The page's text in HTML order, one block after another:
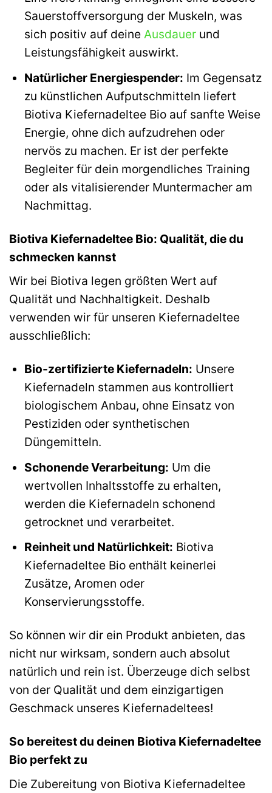
Sauerstoffversorgung der Muskeln, was
sich positiv auf deine Ausdauerund
Leistungsfähigkeit auswirkt.
Natürlicher Energiespender: Im Gegensatz
zu künstlichen Aufputschmitteln liefert
Biotiva Kiefernadeltee Bio auf sanfte Weise
Energie, ohne dich aufzudrehen oder
nervös zu machen. Er ist der perfekte
Begleiter für dein morgendliches Training
oder als vitalisierender Muntermacher am
Nachmittag.
Biotiva Kiefernadeltee Bio: Qualität, die du
schmecken kannst
Wir bei Biotiva legen größten Wert auf
Qualität und Nachhaltigkeit. Deshalb
verwenden wir für unseren Kiefernadeltee
ausschließlich:
Bio-zertifizierte Kiefernadeln: Unsere
Kiefernadeln stammen aus kontrolliert
biologischem Anbau, ohne Einsatz von
Pestiziden oder synthetischen
Düngemitteln.
Schonende Verarbeitung: Um die
wertvollen Inhaltsstoffe zu erhalten,
werden die Kiefernadeln schonend
getrocknet und verarbeitet.
Reinheit und Natürlichkeit: Biotiva
Kiefernadeltee Bio enthält keinerlei
Zusätze, Aromen oder
Konservierungsstoffe.
So können wir dir ein Produkt anbieten, das
nicht nur wirksam, sondern auch absolut
natürlich und rein ist. Überzeuge dich selbst
von der Qualität und dem einzigartigen
Geschmack unseres Kiefernadeltees!
So bereitest du deinen Biotiva Kiefernadeltee
Bio perfekt zu
Die Zubereitung von Biotiva Kiefernadeltee